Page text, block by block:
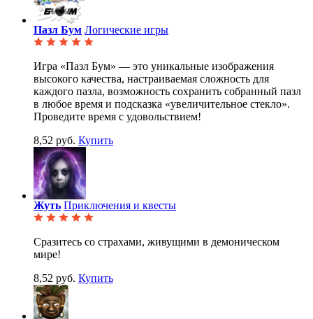
Пазл Бум Логические игры
Игра «Пазл Бум» — это уникальные изображения
высокого качества, настраиваемая сложность для
каждого пазла, возможность сохранить собранный пазл
в любое время и подсказка «увеличительное стекло».
Проведите время с удовольствием!
8,52 руб. Купить
Жуть Приключения и квесты
Сразитесь со страхами, живущими в демоническом
мире!
8,52 руб. Купить